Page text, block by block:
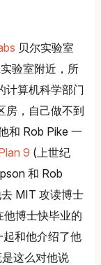
贝尔实验室
验室附近，所
计算机科学部门
房，自己做不到
和 Rob Pike 一
9 (上世纪
和 Rob
MIT 攻读博士
博士快毕业的
和他介绍了他
这么对他说